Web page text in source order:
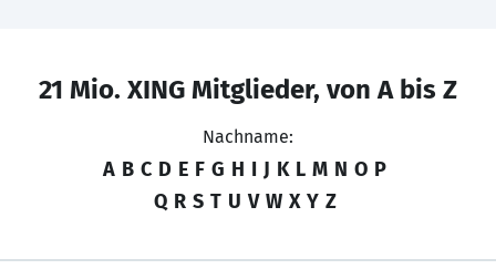
21 Mio. XING Mitglieder, von A bis Z
Nachname:
A B C D E F G H I J K L M N O P
Q R S T U V W X Y Z